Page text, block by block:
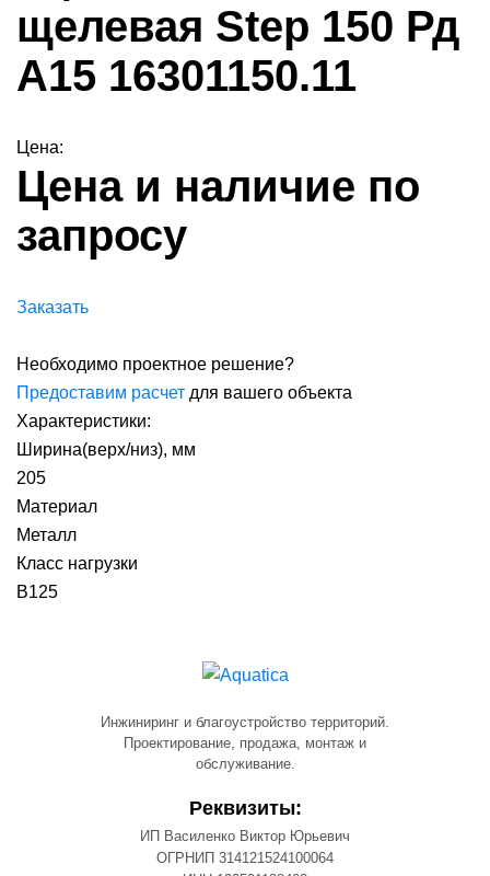
щелевая Step 150 Рд
А15 16301150.11
Цена:
Цена и наличие по
запросу
Заказать
Необходимо проектное решение?
Предоставим расчет для вашего объекта
Характеристики:
Ширина(верх/низ), мм
205
Материал
Металл
Класс нагрузки
B125
Инжиниринг и благоустройство территорий.
Проектирование, продажа, монтаж и
обслуживание.
Реквизиты:
ИП Василенко Виктор Юрьевич
ОГРНИП 314121524100064